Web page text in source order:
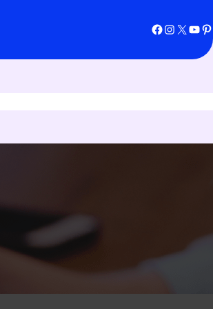
Facebook Instagram X YouTube Pinterest